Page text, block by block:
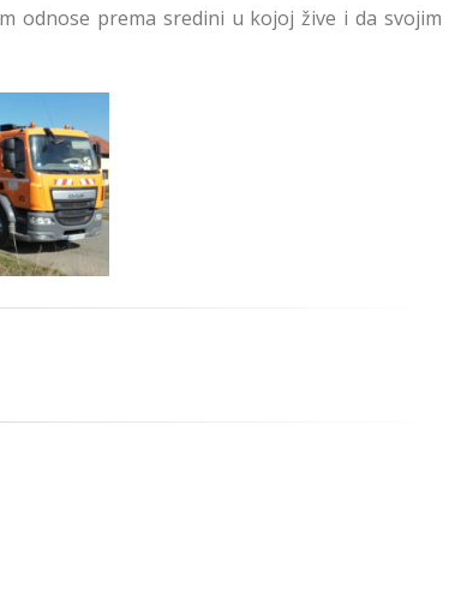
odnose prema sredini u kojoj žive i da svojim
Zemunu